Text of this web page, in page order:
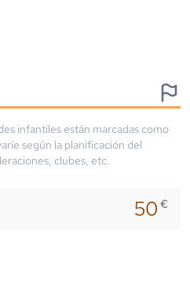
infantiles están marcadas como
según la planificación del
clubes, etc.
50€